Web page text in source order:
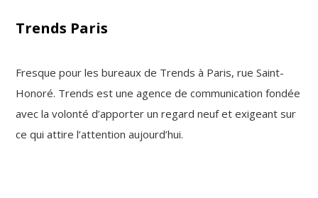
Trends Paris
Fresque pour les bureaux de Trends à Paris, rue Saint-
Honoré. Trends est une agence de communication fondée
avec la volonté d’apporter un regard neuf et exigeant sur
ce qui attire l’attention aujourd’hui.